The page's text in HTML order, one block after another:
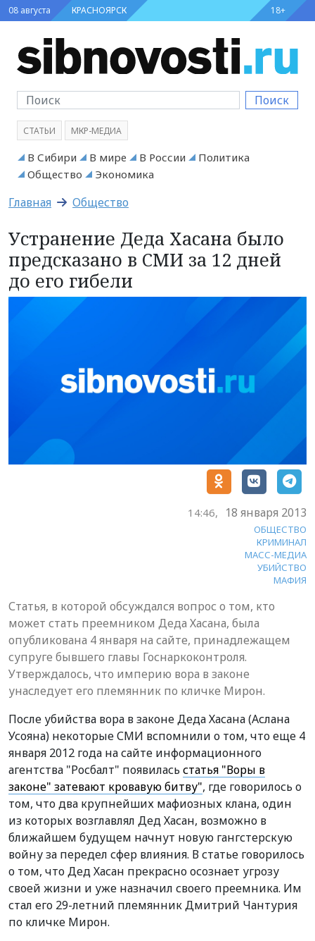
08 августа КРАСНОЯРСК 18+
Поиск
СТАТЬИ МКР-МЕДИА
В Сибири В мире В России
Политика
Общество
Экономика
Главная Общество
Устранение Деда Хасана было
предсказано в СМИ за 12 дней
до его гибели
14:46, 18 января 2013
ОБЩЕСТВО
КРИМИНАЛ
МАСС-МЕДИА
УБИЙСТВО
МАФИЯ
Статья, в которой обсуждался вопрос о том, кто
может стать преемником Деда Хасана, была
опубликована 4 января на сайте, принадлежащем
супруге бывшего главы Госнаркоконтроля.
Утверждалось, что империю вора в законе
унаследует его племянник по кличке Мирон.
После убийства вора в законе Деда Хасана (Аслана
Усояна) некоторые СМИ вспомнили о том, что еще 4
января 2012 года на сайте информационного
агентства "Росбалт" появилась статья "Воры в
законе" затевают кровавую битву", где говорилось о
том, что два крупнейших мафиозных клана, один
из которых возглавлял Дед Хасан, возможно в
ближайшем будущем начнут новую гангстерскую
войну за передел сфер влияния. В статье говорилось
о том, что Дед Хасан прекрасно осознает угрозу
своей жизни и уже назначил своего преемника. Им
стал его 29-летний племянник Дмитрий Чантурия
по кличке Мирон.